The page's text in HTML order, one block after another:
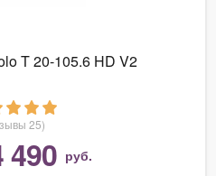
T 20-105.6 HD V2
25)
490 руб.